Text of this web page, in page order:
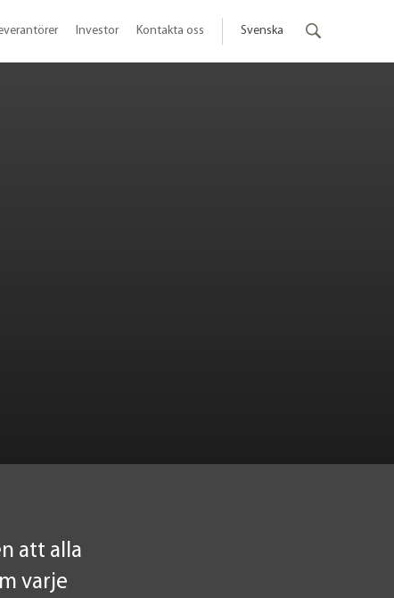
Investor Kontakta oss Svenska
att alla
varje